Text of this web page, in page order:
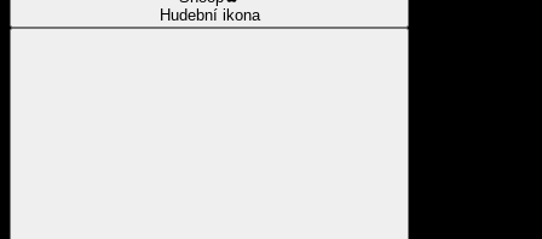
Hudební ikona